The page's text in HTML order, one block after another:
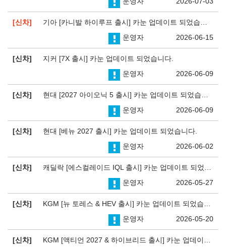
신차
2026-06-15
운영자
신차
지커 [7X 출시] 카눈 업데이트 되었습니다.
2026-06-09
운영자
신차
2026-06-09
운영자
신차
현대 [베뉴 2027 출시] 카눈 업데이트 되었습니다.
2026-06-02
운영자
신차
2026-05-27
운영자
신차
2026-05-20
운영자
신차